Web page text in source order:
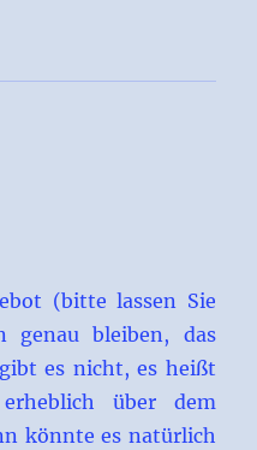
(bitte lassen Sie
genau bleiben, das
es nicht, es heißt
über dem
könnte es natürlich